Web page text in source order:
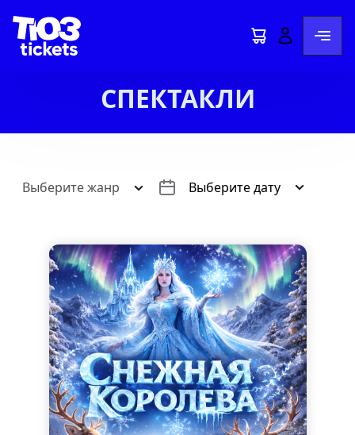
СПЕКТАКЛИ
Выберите жанр Выберите дату